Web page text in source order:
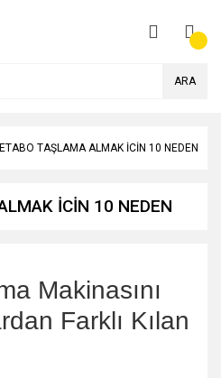
ARA
TAŞLAMA ALMAK İCİN 10 NEDEN
İCİN 10 NEDEN
Makinasını
Farklı Kılan